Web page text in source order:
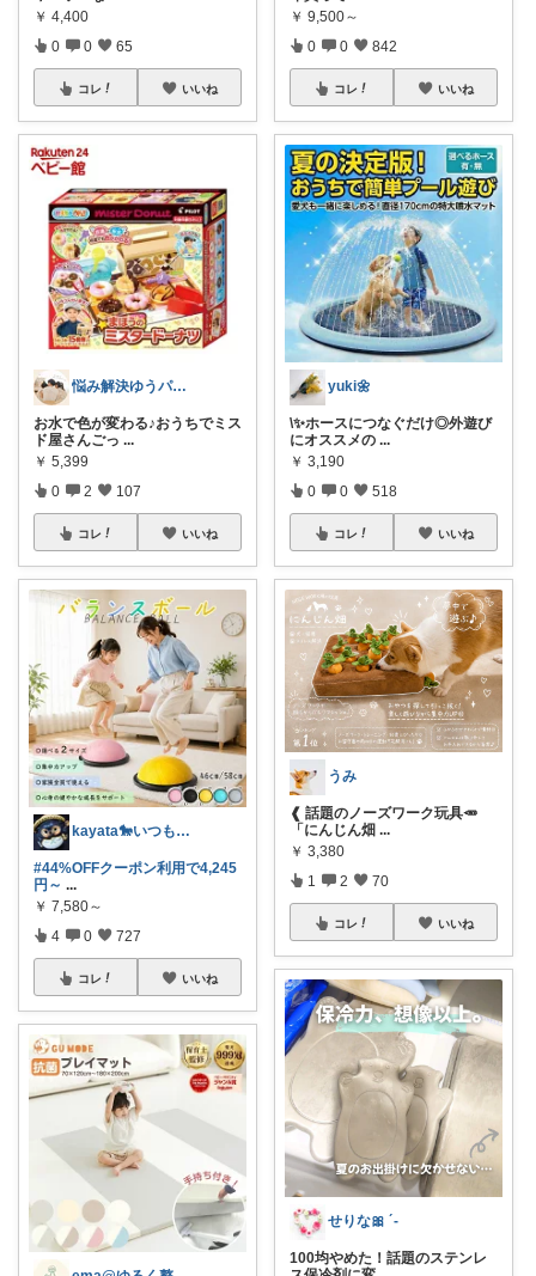
￥ 4,400
0 0 65
コレ いいね
悩み解決ゆうパパroom
お水で色が変わる♪おうちでミス
ド屋さんごっ ...
￥ 5,399
0 2 107
コレ いいね
kayata🐎いつもありがとう😊
#44%OFFクーポン利用で4,245
円～ ...
￥ 7,580～
4 0 727
コレ いいね
￥ 9,500～
0 0 842
コレ いいね
yuki🌼
\✨ホースにつなぐだけ◎外遊び
にオススメの ...
￥ 3,190
0 0 518
コレ いいね
うみ
❰ 話題のノーズワーク玩具🥕
「にんじん畑 ...
￥ 3,380
1 2 70
コレ いいね
せりな🎀 ´-
100均やめた！話題のステンレ